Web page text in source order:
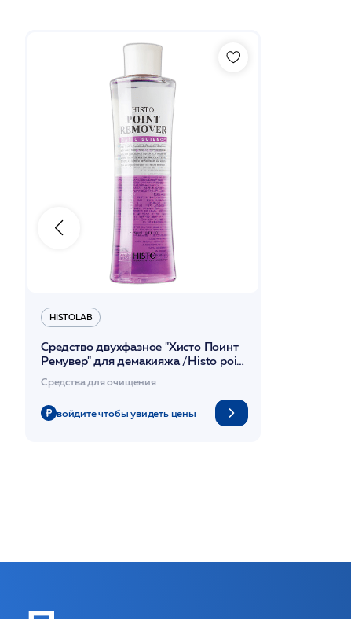
HISTOLAB
Средство двухфазное "Хисто Поинт
Ремувер" для демакияжа /Histo point
remover 280мл /HISTOLAB*
Средства для очищения
войдите чтобы увидеть цены